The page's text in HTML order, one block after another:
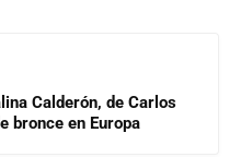
Calderón, de Carlos
bronce en Europa